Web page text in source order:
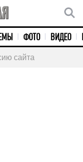
ТЕМЫ ФОТО ВИДЕО
сайта